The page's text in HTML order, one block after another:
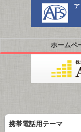
ホームペ
携帯電話用テーマ